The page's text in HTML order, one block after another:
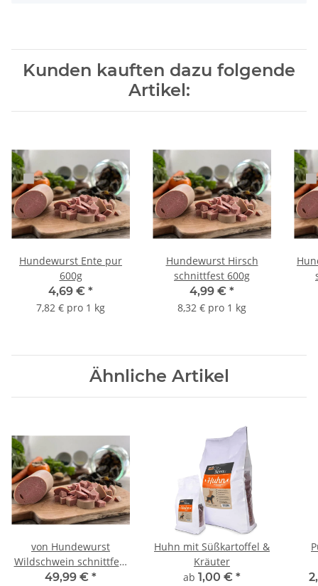
Kunden kauften dazu folgende
Artikel:
Hundewurst Ente pur
600g
4,69 € *
7,82 € pro 1 kg
Hundewurst Hirsch
schnittfest 600g
4,99 € *
8,32 € pro 1 kg
Ähnliche Artikel
von Hundewurst
Wildschwein schnittfest
600g 12 Stück Sparpack
49,99 € *
Huhn mit Süßkartoffel &
Kräuter
ab 1,00 € *